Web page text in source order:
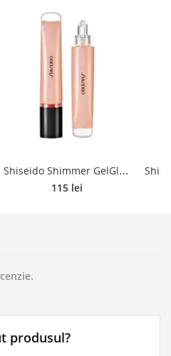
S
hiseido Shimmer GelGloss Luciu de Buze sclipitor cu efect de hidratare culoare 02 Toki Nude 9 ml
115 lei
produsul?